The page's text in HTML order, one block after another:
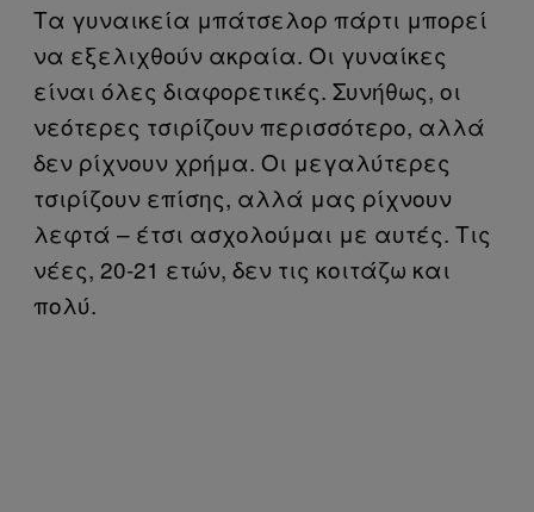
Τα γυναικεία μπάτσελορ πάρτι μπορεί
να εξελιχθούν ακραία. Οι γυναίκες
είναι όλες διαφορετικές. Συνήθως, οι
νεότερες τσιρίζουν περισσότερο, αλλά
δεν ρίχνουν χρήμα. Οι μεγαλύτερες
τσιρίζουν επίσης, αλλά μας ρίχνουν
λεφτά – έτσι ασχολούμαι με αυτές. Τις
νέες, 20-21 ετών, δεν τις κοιτάζω και
πολύ.